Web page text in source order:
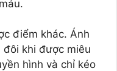
điểm khác. Ánh
đôi khi được miêu
hình và chỉ kéo